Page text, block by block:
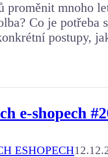
proměnit mnoho
Co je
postupy,
e-shopech
ESHOPECH